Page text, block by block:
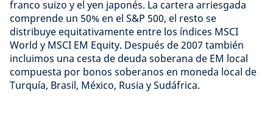
franco suizo y el yen japonés. La cartera arriesgada
comprende un 50% en el S&P 500, el resto se
distribuye equitativamente entre los índices MSCI
World y MSCI EM Equity. Después de 2007 también
incluimos una cesta de deuda soberana de EM local
compuesta por bonos soberanos en moneda local de
Turquía, Brasil, México, Rusia y Sudáfrica.